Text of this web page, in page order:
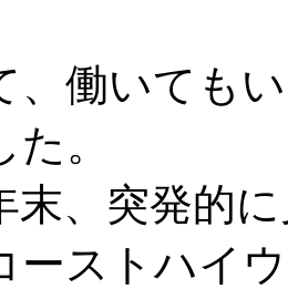
、働いても
た。
末、突発的
ーストハイ